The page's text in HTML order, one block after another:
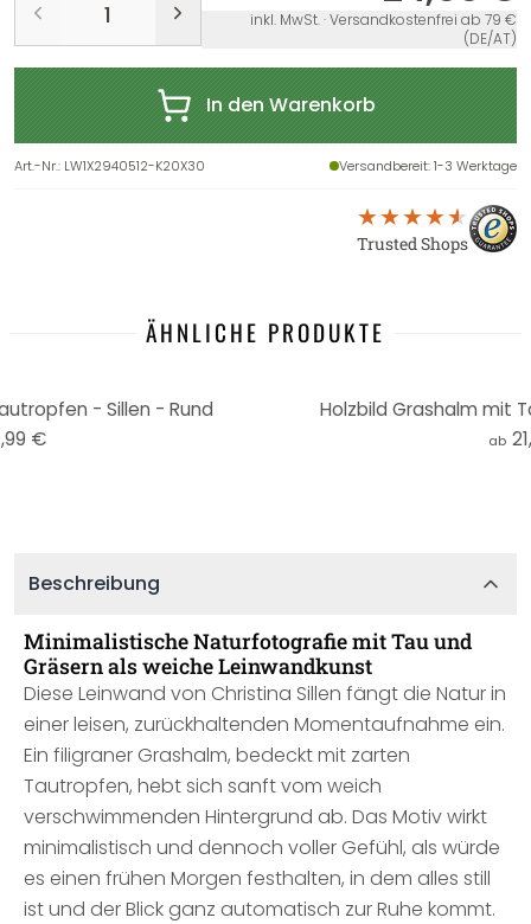
inkl. MwSt. · Versandkostenfrei ab 79 €
(DE/AT)
In den Warenkorb
Art.-Nr.: LW1X2940512-K20X30 Versandbereit: 1-3 Werktage
Trusted Shops
ÄHNLICHE PRODUKTE
- Sillen - Rund
€
Holzbild Grashalm mit
ab
Beschreibung
Minimalistische Naturfotografie mit Tau und
Gräsern als weiche Leinwandkunst
Diese Leinwand von Christina Sillen fängt die Natur in
einer leisen, zurückhaltenden Momentaufnahme ein.
Ein filigraner Grashalm, bedeckt mit zarten
Tautropfen, hebt sich sanft vom weich
verschwimmenden Hintergrund ab. Das Motiv wirkt
minimalistisch und dennoch voller Gefühl, als würde
es einen frühen Morgen festhalten, in dem alles still
ist und der Blick ganz automatisch zur Ruhe kommt.